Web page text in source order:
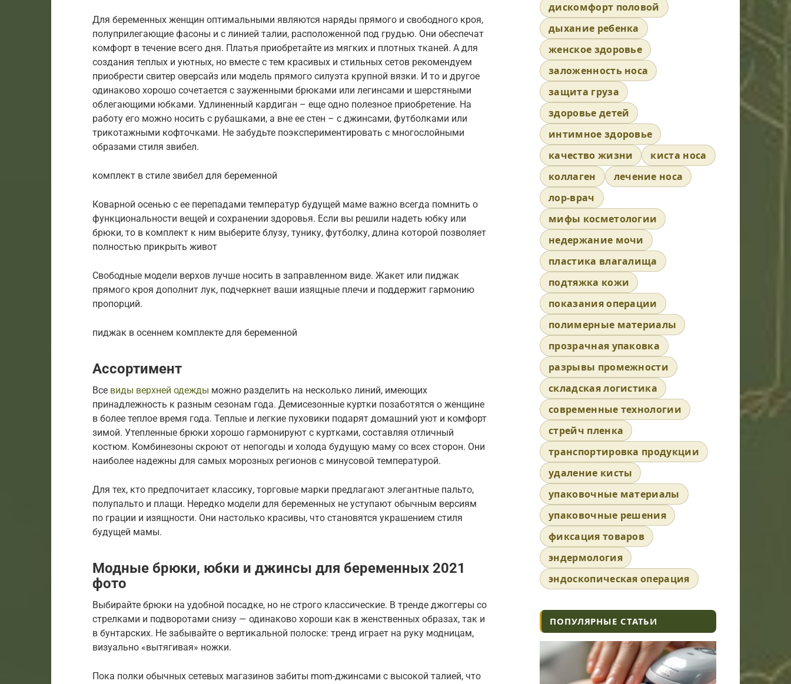
Для беременных женщин оптимальными являются наряды прямого и свободного кроя,
полуприлегающие фасоны и с линией талии, расположенной под грудью. Они обеспечат
комфорт в течение всего дня. Платья приобретайте из мягких и плотных тканей. А для
создания теплых и уютных, но вместе с тем красивых и стильных сетов рекомендуем
приобрести свитер оверсайз или модель прямого силуэта крупной вязки. И то и другое
одинаково хорошо сочетается с зауженными брюками или легинсами и шерстяными
облегающими юбками. Удлиненный кардиган – еще одно полезное приобретение. На
работу его можно носить с рубашками, а вне ее стен – с джинсами, футболками или
трикотажными кофточками. Не забудьте поэкспериментировать с многослойными
образами стиля звибел.
комплект в стиле звибел для беременной
Коварной осенью с ее перепадами температур будущей маме важно всегда помнить о
функциональности вещей и сохранении здоровья. Если вы решили надеть юбку или
брюки, то в комплект к ним выберите блузу, тунику, футболку, длина которой позволяет
полностью прикрыть живот
Свободные модели верхов лучше носить в заправленном виде. Жакет или пиджак
прямого кроя дополнит лук, подчеркнет ваши изящные плечи и поддержит гармонию
пропорций.
пиджак в осеннем комплекте для беременной
Ассортимент
Все виды верхней одежды можно разделить на несколько линий, имеющих
принадлежность к разным сезонам года. Демисезонные куртки позаботятся о женщине
в более теплое время года. Теплые и легкие пуховики подарят домашний уют и комфорт
зимой. Утепленные брюки хорошо гармонируют с куртками, составляя отличный
костюм. Комбинезоны скроют от непогоды и холода будущую маму со всех сторон. Они
наиболее надежны для самых морозных регионов с минусовой температурой.
Для тех, кто предпочитает классику, торговые марки предлагают элегантные пальто,
полупальто и плащи. Нередко модели для беременных не уступают обычным версиям
по грации и изящности. Они настолько красивы, что становятся украшением стиля
будущей мамы.
Модные брюки, юбки и джинсы для беременных 2021
фото
Выбирайте брюки на удобной посадке, но не строго классические. В тренде джоггеры со
стрелками и подворотами снизу — одинаково хороши как в женственных образах, так и
в бунтарских. Не забывайте о вертикальной полоске: тренд играет на руку модницам,
визуально «вытягивая» ножки.
Пока полки обычных сетевых магазинов забиты mom-джинсами с высокой талией, что
дискомфорт половой
дыхание ребенка
женское здоровье
заложенность носа
защита груза
здоровье детей
интимное здоровье
качество жизни
киста носа
коллаген
лечение носа
лор-врач
мифы косметологии
недержание мочи
пластика влагалища
подтяжка кожи
показания операции
полимерные материалы
прозрачная упаковка
разрывы промежности
складская логистика
современные технологии
стрейч пленка
транспортировка продукции
удаление кисты
упаковочные материалы
упаковочные решения
фиксация товаров
эндермология
эндоскопическая операция
ПОПУЛЯРНЫЕ СТАТЬИ